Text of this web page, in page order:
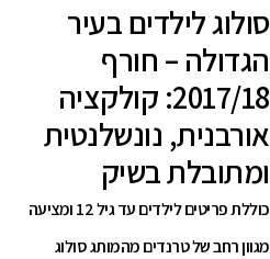
סולוג לילדים בעיר
הגדולה – חורף
2017/18: קולקציה
אורבנית, נונשלנטית
ומתובלת בשיק
כוללת פריטים לילדים עד גיל 12 ומציעה
מגוון רחב של טרנדים מהמותג סולוג